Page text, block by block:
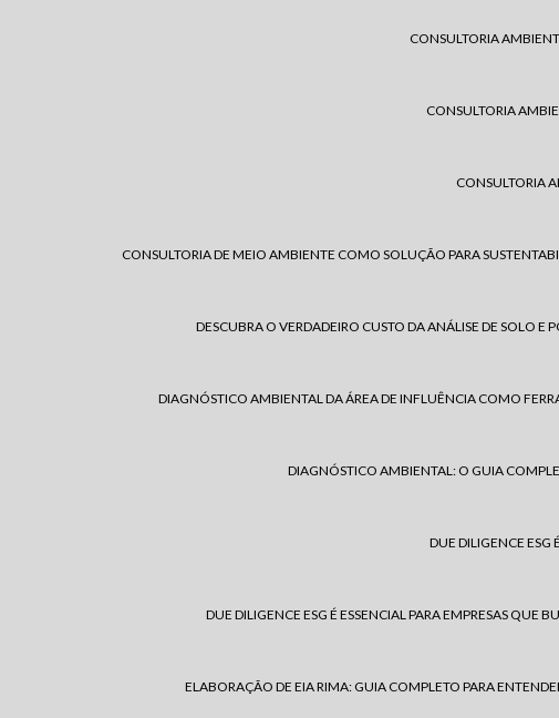
CONSULTORIA
CONSULTORIA
CONSULTORIA
CONSULTORIA DE MEIO AMBIENTE COMO SOLUÇÃO PARA
DESCUBRA O VERDADEIRO CUSTO DA ANÁLISE DE SOLO E
DIAGNÓSTICO AMBIENTAL DA ÁREA DE INFLUÊNCIA COMO
DIAGNÓSTICO AMBIENTAL: O GUIA
DUE DILIGENCE ESG
DUE DILIGENCE ESG É ESSENCIAL PARA EMPRESAS QUE
ELABORAÇÃO DE EIA RIMA: GUIA COMPLETO PARA